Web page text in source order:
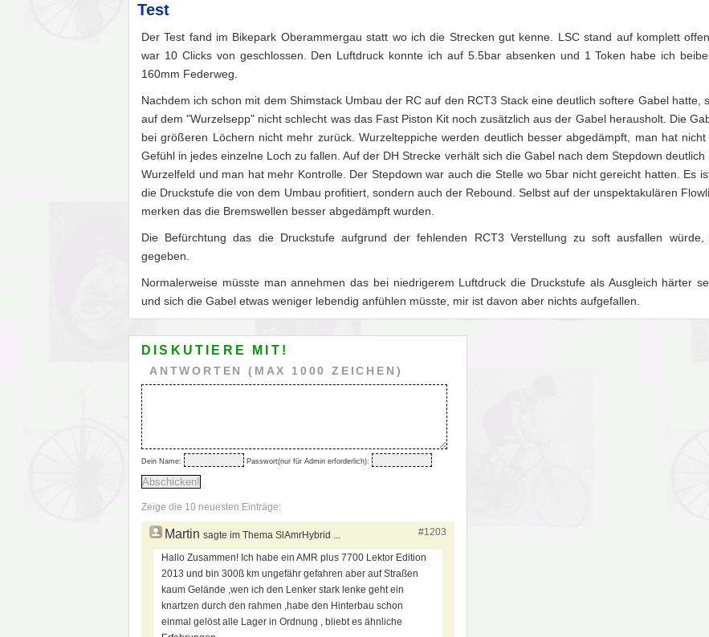
Test
Der Test fand im Bikepark Oberammergau statt wo ich die Strecken gut kenne. LSC stand auf komplett
war 10 Clicks von geschlossen. Den Luftdruck konnte ich auf 5.5bar absenken und 1 Token habe ich
160mm Federweg.
Nachdem ich schon mit dem Shimstack Umbau der RC auf den RCT3 Stack eine deutlich softere Gabel hatte,
auf dem "Wurzelsepp" nicht schlecht was das Fast Piston Kit noch zusätzlich aus der Gabel herausholt. Die
bei größeren Löchern nicht mehr zurück. Wurzelteppiche werden deutlich besser abgedämpft, man hat
Gefühl in jedes einzelne Loch zu fallen. Auf der DH Strecke verhält sich die Gabel nach dem Stepdown deutlich
Wurzelfeld und man hat mehr Kontrolle. Der Stepdown war auch die Stelle wo 5bar nicht gereicht hatten. Es
die Druckstufe die von dem Umbau profitiert, sondern auch der Rebound. Selbst auf der unspektakulären
merken das die Bremswellen besser abgedämpft wurden.
Die Befürchtung das die Druckstufe aufgrund der fehlenden RCT3 Verstellung zu soft ausfallen
gegeben.
Normalerweise müsste man annehmen das bei niedrigerem Luftdruck die Druckstufe als Ausgleich härter
und sich die Gabel etwas weniger lebendig anfühlen müsste, mir ist davon aber nichts aufgefallen.
DISKUTIERE MIT!
ANTWORTEN (MAX 1000 ZEICHEN)
Dein Name: Passwort(nur für Admin erforderlich):
Zeige die 10 neuesten Einträge:
Martin sagte im Thema SlAmrHybrid ... #1203
Hallo Zusammen! Ich habe ein AMR plus 7700 Lektor Edition
2013 und bin 300ß km ungefähr gefahren aber auf Straßen
kaum Gelände ,wen ich den Lenker stark lenke geht ein
knartzen durch den rahmen ,habe den Hinterbau schon
einmal gelöst alle Lager in Ordnung , bliebt es ähnliche